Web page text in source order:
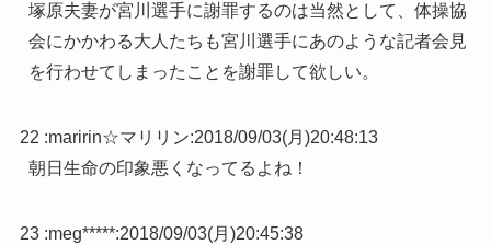
塚原夫妻が宮川選手に謝罪するのは当然として、体操協
会にかかわる大人たちも宮川選手にあのような記者会見
を行わせてしまったことを謝罪して欲しい。
22 :maririn☆マリリン:2018/09/03(月)20:48:13
朝日生命の印象悪くなってるよね！
23 :meg*****:2018/09/03(月)20:45:38